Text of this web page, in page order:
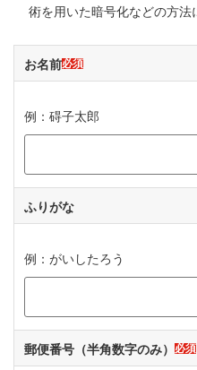
術を用いた暗号化などの方法
お名前必須
例：碍子太郎
ふりがな
ひらがなで入力してください
例：がいしたろう
郵便番号 （半角数字のみ） 必須